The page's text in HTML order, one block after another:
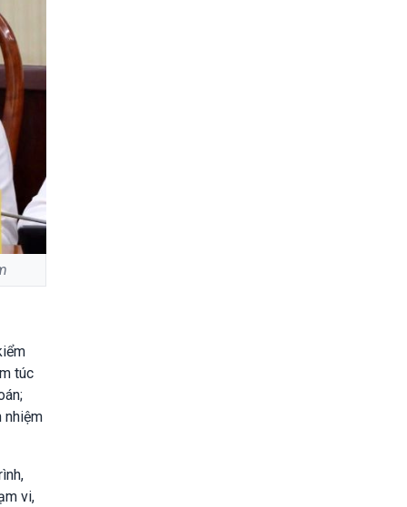
túc
nhiệm
vi,